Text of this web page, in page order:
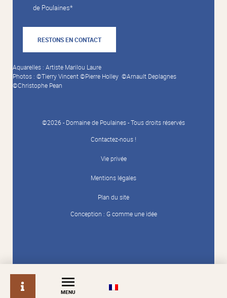
info
MENU
de Poulaines*
RESTONS EN CONTACT
Aquarelles : Artiste Marilou Laure
Photos : ©Tierry Vincent ©Pierre Holley ©Arnault Deplagnes
©Christophe Pean
©2026 - Domaine de Poulaines - Tous droits réservés
Contactez-nous !
Vie privée
Mentions légales
Plan du site
Conception : G comme une idée